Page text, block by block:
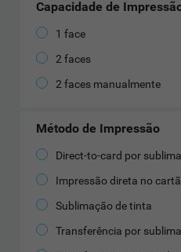
Capacidade de
1 face
2 faces
2 faces manualmente
Método de Impressão
Direct-to-card por
Impressão direta no
Sublimação de tinta
Transferência por